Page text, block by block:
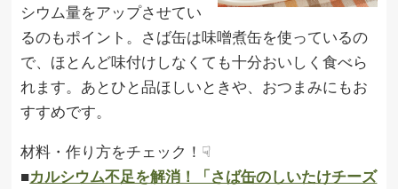
シウム量をアップさせてい
るのもポイント。さば缶は味噌煮缶を使っているの
で、ほとんど味付けしなくても十分おいしく食べら
れます。あとひと品ほしいときや、おつまみにもお
すすめです。
材料・作り方をチェック！☟
■カルシウム不足を解消！「さば缶のしいたけチーズ